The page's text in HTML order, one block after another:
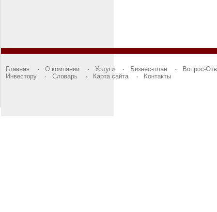
Главная · О компании · Услуги · Бизнес-план ·
Вопрос-
Инвестору · Словарь · Карта сайта· Контакты